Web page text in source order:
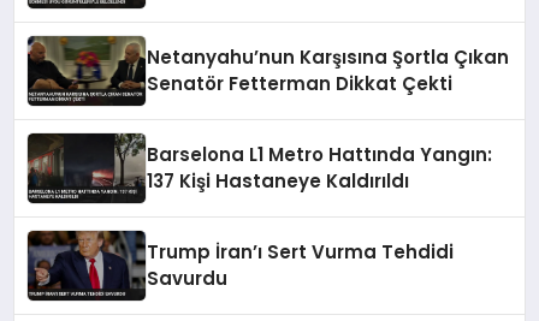
Netanyahu’nun Karşısına Şortla Çıkan
Senatör Fetterman Dikkat Çekti
Barselona L1 Metro Hattında Yangın:
137 Kişi Hastaneye Kaldırıldı
Trump İran’ı Sert Vurma Tehdidi
Savurdu